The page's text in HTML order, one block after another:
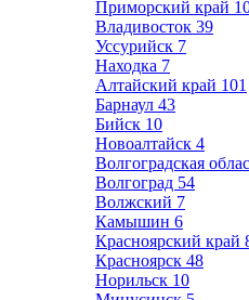
Приморский край
Владивосток 39
Уссурийск 7
Находка 7
Алтайский край 101
Барнаул 43
Бийск 10
Новоалтайск 4
Волгоградская
Волгоград 54
Волжский 7
Камышин 6
Красноярский край
Красноярск 48
Норильск 10